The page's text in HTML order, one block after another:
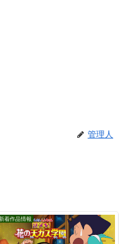
管理人
着作品情報